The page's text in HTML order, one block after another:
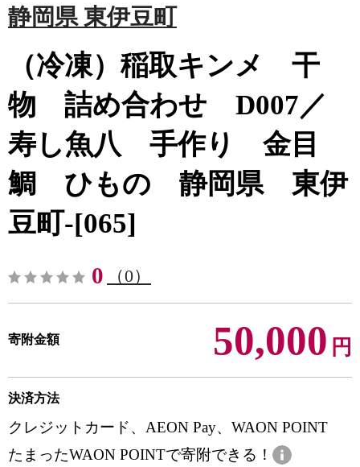
静岡県 東伊豆町
（冷凍）稲取キンメ 干
物 詰め合わせ D007／
寿し魚八 手作り 金目
鯛 ひもの 静岡県 東伊
豆町-[065]
0 （0）
寄附金額 50,000 円
決済方法
クレジットカード、AEON Pay、WAON POINT
たまったWAON POINTで寄附できる！